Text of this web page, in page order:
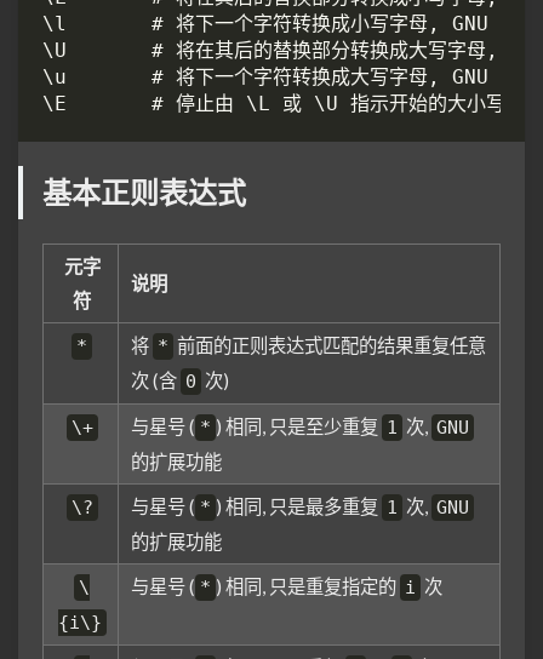
基本正则表达式
元字
符
说明
* 将 * 前面的正则表达式匹配的结果重复任意
次 (含 0 次)
\+ 与星号 ( * ) 相同, 只是至少重复 1 次, GNU
的扩展功能
\? 与星号 ( * ) 相同, 只是最多重复 1 次, GNU
的扩展功能
\
{i\}
与星号 ( * ) 相同, 只是重复指定的 i 次